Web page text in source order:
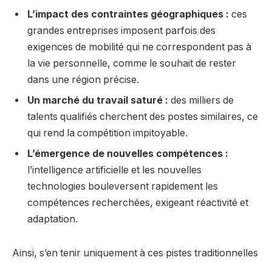
L’impact des contraintes géographiques : ces
grandes entreprises imposent parfois des
exigences de mobilité qui ne correspondent pas à
la vie personnelle, comme le souhait de rester
dans une région précise.
Un marché du travail saturé : des milliers de
talents qualifiés cherchent des postes similaires, ce
qui rend la compétition impitoyable.
L’émergence de nouvelles compétences :
l’intelligence artificielle et les nouvelles
technologies bouleversent rapidement les
compétences recherchées, exigeant réactivité et
adaptation.
Ainsi, s’en tenir uniquement à ces pistes traditionnelles